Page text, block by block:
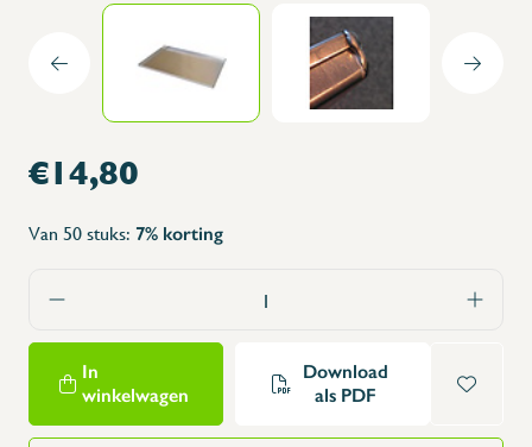
€14,80
Van 50 stuks: 7% korting
In
winkelwagen
Download
als PDF